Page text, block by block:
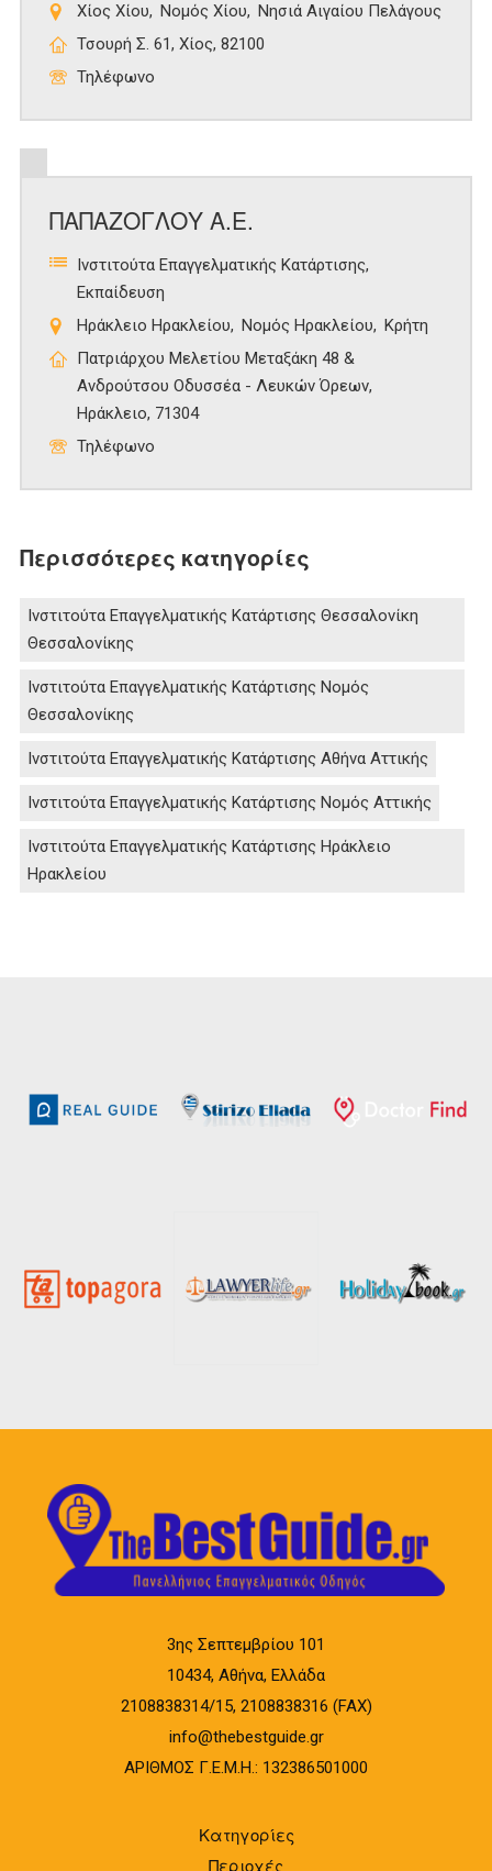
Χίος Χίου
Νομός Χίου
Νησιά Αιγαίου Πελάγους
Τσουρή Σ. 61, Χίος, 82100
Τηλέφωνο
ΠΑΠΑΖΟΓΛΟΥ Α.Ε.
Ινστιτούτα Επαγγελματικής Κατάρτισης
Εκπαίδευση
Ηράκλειο Ηρακλείου
Νομός Ηρακλείου
Κρήτη
Πατριάρχου Μελετίου Μεταξάκη 48 &
Ανδρούτσου Οδυσσέα - Λευκών Όρεων,
Ηράκλειο, 71304
Τηλέφωνο
Περισσότερες κατηγορίες
Ινστιτούτα Επαγγελματικής Κατάρτισης Θεσσαλονίκη
Θεσσαλονίκης
Ινστιτούτα Επαγγελματικής Κατάρτισης Νομός
Θεσσαλονίκης
Ινστιτούτα Επαγγελματικής Κατάρτισης Αθήνα Αττικής
Ινστιτούτα Επαγγελματικής Κατάρτισης Νομός Αττικής
Ινστιτούτα Επαγγελματικής Κατάρτισης Ηράκλειο
Ηρακλείου
3ης Σεπτεμβρίου 101
10434, Αθήνα, Ελλάδα
2108838314/15, 2108838316 (FAX)
info@thebestguide.gr
ΑΡΙΘΜΟΣ Γ.Ε.Μ.Η.: 132386501000
Κατηγορίες
Περιοχές